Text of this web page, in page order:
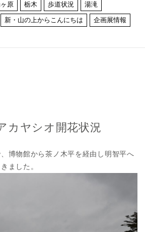
原 栃木 歩道状況 湯滝
新・山の上からこんにちは 企画展情報
カヤシオ開花状況
博物館から茶ノ木平を経由し明智平へ
ました。